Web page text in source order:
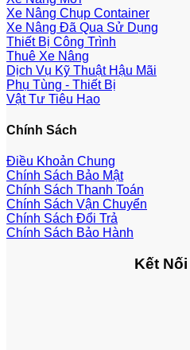
Xe Nâng Chụp Container
Xe Nâng Đã Qua Sử Dụng
Thiết Bị Công Trình
Thuê Xe Nâng
Dịch Vụ Kỹ Thuật Hậu Mãi
Phụ Tùng - Thiết Bị
Vật Tư Tiêu Hao
Chính Sách
Điều Khoản Chung
Chính Sách Bảo Mật
Chính Sách Thanh Toán
Chính Sách Vận Chuyển
Chính Sách Đổi Trả
Chính Sách Bảo Hành
Kết Nối